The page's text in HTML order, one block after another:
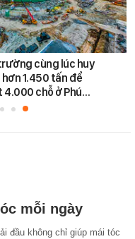
cùng lúc huy
1.450 tấn để
4.000 chỗ ở Phú…
mỗi ngày
đầu không chỉ giúp mái tóc